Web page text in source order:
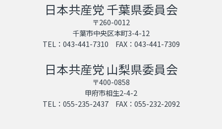
日本共産党 千葉県委員会
〒260-0012
千葉市中央区本町3-4-12
TEL：043-441-7310 FAX：043-441-7309
日本共産党 山梨県委員会
〒400-0858
甲府市相生2-4-2
TEL：055-235-2437 FAX：055-232-2092